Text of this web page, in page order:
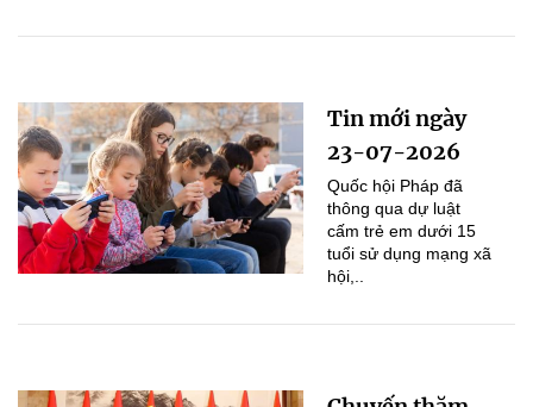
Tin mới ngày
23-07-2026
Quốc hội Pháp đã
thông qua dự luật
cấm trẻ em dưới 15
tuổi sử dụng mạng xã
hội,..